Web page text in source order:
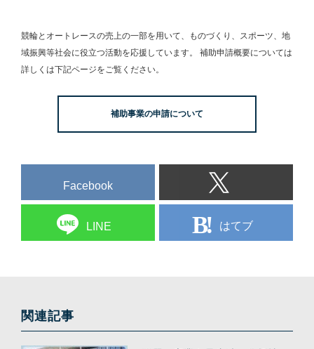
競輪とオートレースの売上の一部を用いて、
ものづくり、スポーツ、地
域振興等社会に役立つ活動を応援しています。
補助申請概要については
詳しくは下記ページをご覧ください。
補助事業の申請について
Facebook
LINE はてブ
関連記事